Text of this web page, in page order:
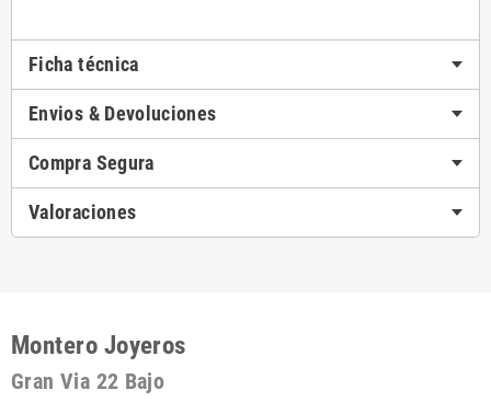
Ficha técnica
Envios & Devoluciones
Compra Segura
Valoraciones
Montero Joyeros
Gran Via 22 Bajo